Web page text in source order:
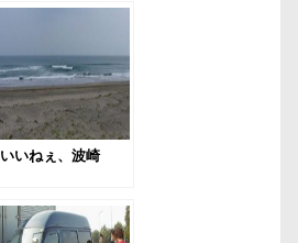
いいねぇ、波崎